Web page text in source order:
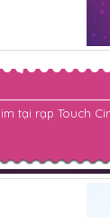
tại rạp Touch